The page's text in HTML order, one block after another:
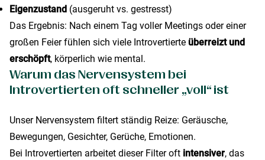
Eigenzustand (ausgeruht vs. gestresst)
Das Ergebnis: Nach einem Tag voller Meetings oder einer
großen Feier fühlen sich viele Introvertierte überreizt und
erschöpft, körperlich wie mental.
Warum das Nervensystem bei
Introvertierten oft schneller „voll“ ist
Unser Nervensystem filtert ständig Reize: Geräusche,
Bewegungen, Gesichter, Gerüche, Emotionen.
Bei Introvertierten arbeitet dieser Filter oft intensiver, das